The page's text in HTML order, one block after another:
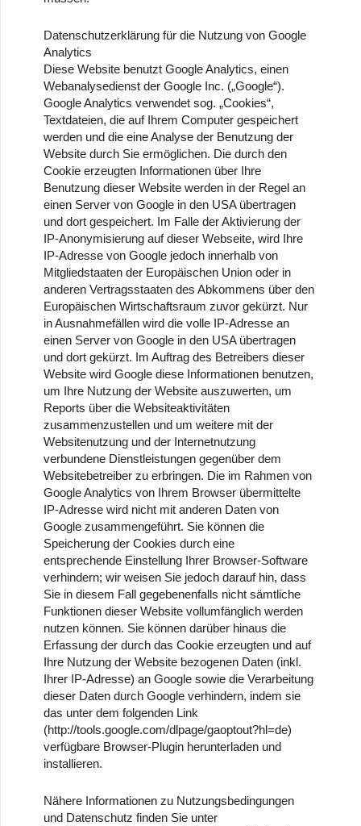
Datenschutzerklärung für die Nutzung von Google
Analytics
Diese Website benutzt Google Analytics, einen
Webanalysedienst der Google Inc. („Google“).
Google Analytics verwendet sog. „Cookies“,
Textdateien, die auf Ihrem Computer gespeichert
werden und die eine Analyse der Benutzung der
Website durch Sie ermöglichen. Die durch den
Cookie erzeugten Informationen über Ihre
Benutzung dieser Website werden in der Regel an
einen Server von Google in den USA übertragen
und dort gespeichert. Im Falle der Aktivierung der
IP-Anonymisierung auf dieser Webseite, wird Ihre
IP-Adresse von Google jedoch innerhalb von
Mitgliedstaaten der Europäischen Union oder in
anderen Vertragsstaaten des Abkommens über den
Europäischen Wirtschaftsraum zuvor gekürzt. Nur
in Ausnahmefällen wird die volle IP-Adresse an
einen Server von Google in den USA übertragen
und dort gekürzt. Im Auftrag des Betreibers dieser
Website wird Google diese Informationen benutzen,
um Ihre Nutzung der Website auszuwerten, um
Reports über die Websiteaktivitäten
zusammenzustellen und um weitere mit der
Websitenutzung und der Internetnutzung
verbundene Dienstleistungen gegenüber dem
Websitebetreiber zu erbringen. Die im Rahmen von
Google Analytics von Ihrem Browser übermittelte
IP-Adresse wird nicht mit anderen Daten von
Google zusammengeführt. Sie können die
Speicherung der Cookies durch eine
entsprechende Einstellung Ihrer Browser-Software
verhindern; wir weisen Sie jedoch darauf hin, dass
Sie in diesem Fall gegebenenfalls nicht sämtliche
Funktionen dieser Website vollumfänglich werden
nutzen können. Sie können darüber hinaus die
Erfassung der durch das Cookie erzeugten und auf
Ihre Nutzung der Website bezogenen Daten (inkl.
Ihrer IP-Adresse) an Google sowie die Verarbeitung
dieser Daten durch Google verhindern, indem sie
das unter dem folgenden Link
(http://tools.google.com/dlpage/gaoptout?hl=de)
verfügbare Browser-Plugin herunterladen und
installieren.
Nähere Informationen zu Nutzungsbedingungen
und Datenschutz finden Sie unter